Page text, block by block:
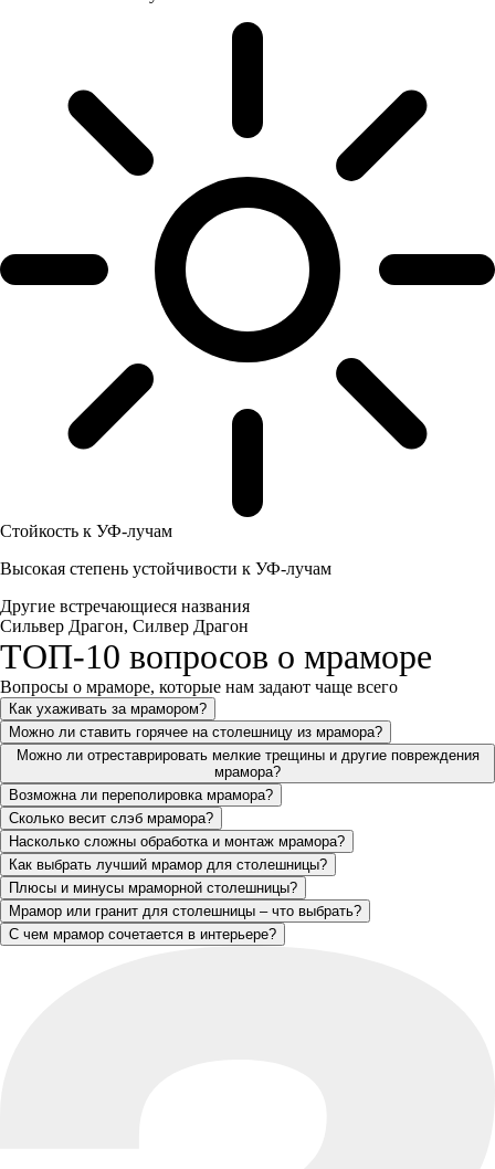
Стойкость к УФ-лучам
Высокая степень устойчивости к УФ-лучам
Другие встречающиеся названия
Сильвер Драгон, Силвер Драгон
ТОП-10 вопросов о мраморе
Вопросы о мраморе, которые нам задают чаще всего
Как ухаживать за мрамором?
Можно ли ставить горячее на столешницу из мрамора?
Можно ли отреставрировать мелкие трещины и другие повреждения
мрамора?
Возможна ли переполировка мрамора?
Сколько весит слэб мрамора?
Насколько сложны обработка и монтаж мрамора?
Как выбрать лучший мрамор для столешницы?
Плюсы и минусы мраморной столешницы?
Мрамор или гранит для столешницы – что выбрать?
С чем мрамор сочетается в интерьере?